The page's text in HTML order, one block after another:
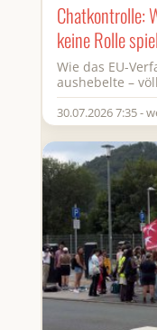
Chatkontrolle:
keine Rolle
Wie das EU-
aushebelte –
30.07.2026 7:35 -